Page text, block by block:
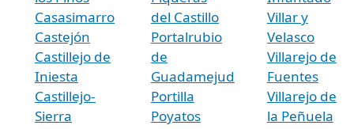
Casasimarro
Castejón
Castillejo de
Iniesta
Castillejo-
Sierra
del Castillo
Portalrubio
de
Guadamejud
Portilla
Poyatos
Villar y
Velasco
Villarejo de
Fuentes
Villarejo de
la Peñuela